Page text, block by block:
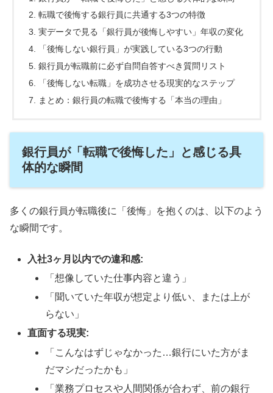
転職で後悔する銀行員に共通する3つの特徴
実データで見る「銀行員が後悔しやすい」年収の変化
「後悔しない銀行員」が実践している3つの行動
銀行員が転職前に必ず自問自答すべき質問リスト
「後悔しない転職」を成功させる現実的なステップ
まとめ：銀行員の転職で後悔する「本当の理由」
銀行員が「転職で後悔した」と感じる具
体的な瞬間
多くの銀行員が転職後に「後悔」を抱くのは、以下のよう
な瞬間です。
入社3ヶ月以内での違和感:
「想像していた仕事内容と違う」
「聞いていた年収が想定より低い、または上が
らない」
直面する現実:
「こんなはずじゃなかった…銀行にいた方がま
だマシだったかも」
「業務プロセスや人間関係が合わず、前の銀行